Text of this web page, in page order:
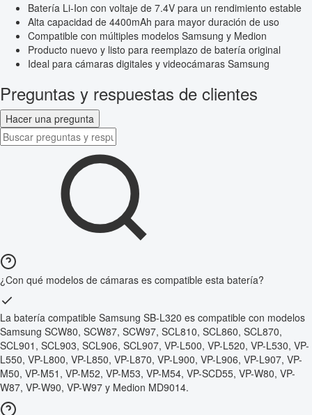
Batería Li-Ion con voltaje de 7.4V para un rendimiento estable
Alta capacidad de 4400mAh para mayor duración de uso
Compatible con múltiples modelos Samsung y Medion
Producto nuevo y listo para reemplazo de batería original
Ideal para cámaras digitales y videocámaras Samsung
Preguntas y respuestas de clientes
Hacer una pregunta
¿Con qué modelos de cámaras es compatible esta batería?
La batería compatible Samsung SB-L320 es compatible con modelos
Samsung SCW80, SCW87, SCW97, SCL810, SCL860, SCL870,
SCL901, SCL903, SCL906, SCL907, VP-L500, VP-L520, VP-L530, VP-
L550, VP-L800, VP-L850, VP-L870, VP-L900, VP-L906, VP-L907, VP-
M50, VP-M51, VP-M52, VP-M53, VP-M54, VP-SCD55, VP-W80, VP-
W87, VP-W90, VP-W97 y Medion MD9014.